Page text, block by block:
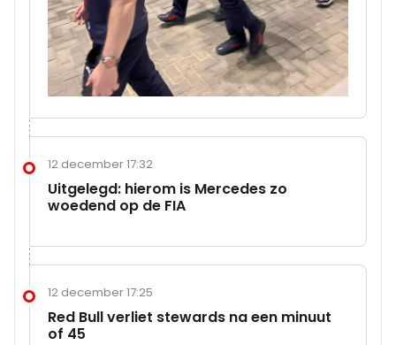
12 december 17:32
Uitgelegd: hierom is Mercedes zo
woedend op de FIA
12 december 17:25
Red Bull verliet stewards na een minuut
of 45